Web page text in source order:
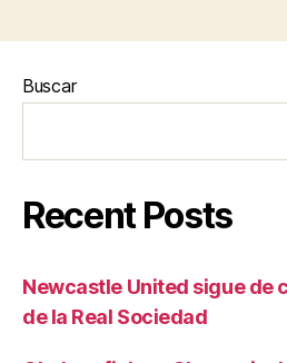
Buscar
Recent Posts
Newcastle United sigue de
de la Real Sociedad